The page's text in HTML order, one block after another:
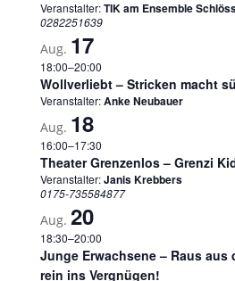
Veranstalter:TIK am Ensemble
0282251639
Aug. 17
18:00–20:00
Wollverliebt – Stricken macht
Veranstalter:Anke Neubauer
Aug. 18
16:00–17:30
Theater Grenzenlos – Grenzi
Veranstalter:Janis Krebbers
0175-735584877
Aug. 20
18:30–20:00
Junge Erwachsene – Raus
rein ins Vergnügen!